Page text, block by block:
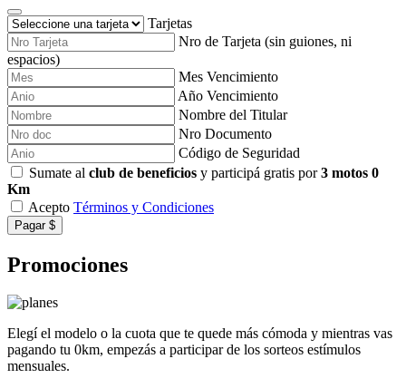
Tarjetas
Nro de Tarjeta (sin guiones, ni
espacios)
Mes Vencimiento
Año Vencimiento
Nombre del Titular
Nro Documento
Código de Seguridad
Sumate al club de beneficios y participá gratis por3 motos 0
Km
Acepto Términos y Condiciones
Pagar $
Promociones
Elegí el modelo o la cuota que te quede más cómoda y mientras vas
pagando tu 0km, empezás a participar de los sorteos estímulos
mensuales.